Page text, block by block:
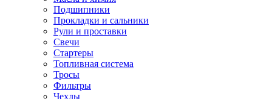
Подшипники
Прокладки и сальники
Рули и проставки
Свечи
Стартеры
Топливная система
Тросы
Фильтры
Чехлы